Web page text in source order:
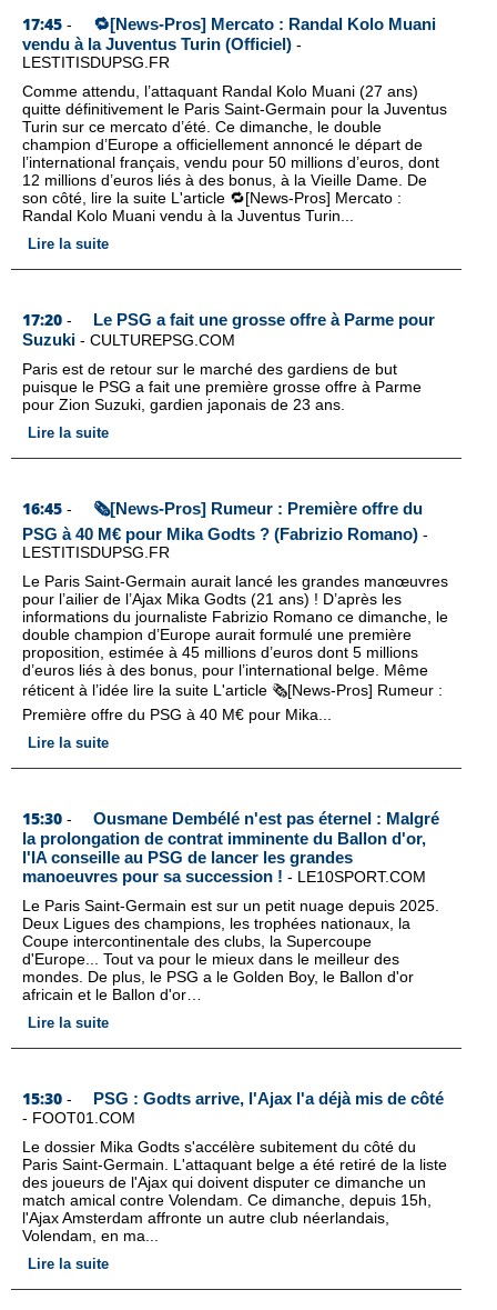
17:45 -
🔁[News-Pros] Mercato : Randal Kolo Muani
vendu à la Juventus Turin (Officiel) -
LESTITISDUPSG.FR
Comme attendu, l’attaquant Randal Kolo Muani (27 ans)
quitte définitivement le Paris Saint-Germain pour la Juventus
Turin sur ce mercato d’été. Ce dimanche, le double
champion d’Europe a officiellement annoncé le départ de
l’international français, vendu pour 50 millions d’euros, dont
12 millions d’euros liés à des bonus, à la Vieille Dame. De
son côté, lire la suite L'article 🔁[News-Pros] Mercato :
Randal Kolo Muani vendu à la Juventus Turin...
Lire la suite
17:20 -
Le PSG a fait une grosse offre à Parme pour
Suzuki - CULTUREPSG.COM
Paris est de retour sur le marché des gardiens de but
puisque le PSG a fait une première grosse offre à Parme
pour Zion Suzuki, gardien japonais de 23 ans.
Lire la suite
16:45 -
🗞️[News-Pros] Rumeur : Première offre du
PSG à 40 M€ pour Mika Godts ? (Fabrizio Romano) -
LESTITISDUPSG.FR
Le Paris Saint-Germain aurait lancé les grandes manœuvres
pour l’ailier de l’Ajax Mika Godts (21 ans) ! D’après les
informations du journaliste Fabrizio Romano ce dimanche, le
double champion d’Europe aurait formulé une première
proposition, estimée à 45 millions d’euros dont 5 millions
d’euros liés à des bonus, pour l’international belge. Même
réticent à l’idée lire la suite L'article 🗞️[News-Pros] Rumeur :
Première offre du PSG à 40 M€ pour Mika...
Lire la suite
15:30 -
Ousmane Dembélé n'est pas éternel : Malgré
la prolongation de contrat imminente du Ballon d'or,
l'IA conseille au PSG de lancer les grandes
manoeuvres pour sa succession ! - LE10SPORT.COM
Le Paris Saint-Germain est sur un petit nuage depuis 2025.
Deux Ligues des champions, les trophées nationaux, la
Coupe intercontinentale des clubs, la Supercoupe
d'Europe... Tout va pour le mieux dans le meilleur des
mondes. De plus, le PSG a le Golden Boy, le Ballon d'or
africain et le Ballon d'or…
Lire la suite
15:30 - PSG : Godts arrive, l'Ajax l'a déjà mis de côté
- FOOT01.COM
Le dossier Mika Godts s'accélère subitement du côté du
Paris Saint-Germain. L'attaquant belge a été retiré de la liste
des joueurs de l'Ajax qui doivent disputer ce dimanche un
match amical contre Volendam. Ce dimanche, depuis 15h,
l'Ajax Amsterdam affronte un autre club néerlandais,
Volendam, en ma...
Lire la suite